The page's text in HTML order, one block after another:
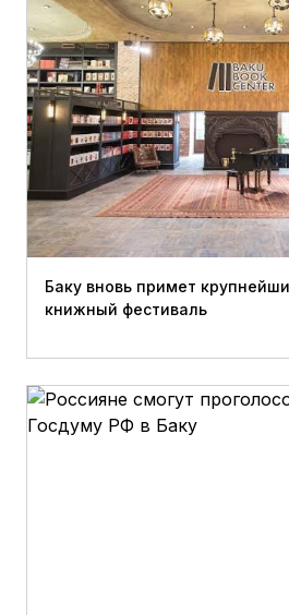
Баку вновь примет
книжный фестиваль